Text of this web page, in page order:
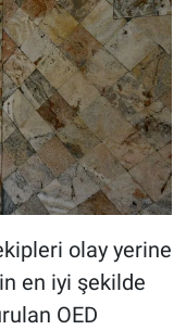
olay yerine
en iyi şekilde
OED